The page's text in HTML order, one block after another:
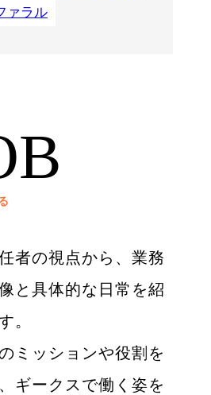
ァラル
者の視点から、業務
と具体的な日常を紹
。
ミッションや役割を
ギークスで働く姿を